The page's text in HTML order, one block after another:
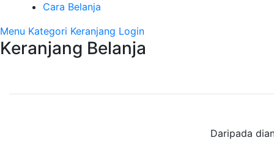
Cara Belanja
Menu Kategori Keranjang Login
Keranjang Belanja
Daripada